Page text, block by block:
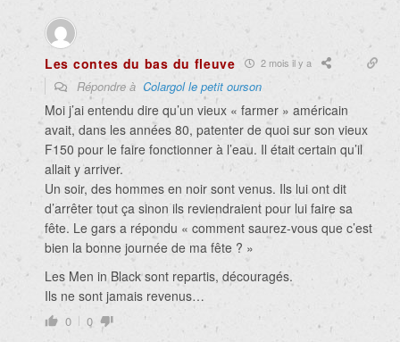
Les contes du bas du fleuve 2 mois il y a
Répondre à Colargol le petit ourson
Moi j’ai entendu dire qu’un vieux « farmer » américain
avait, dans les années 80, patenter de quoi sur son vieux
F150 pour le faire fonctionner à l’eau. Il était certain qu’il
allait y arriver.
Un soir, des hommes en noir sont venus. Ils lui ont dit
d’arrêter tout ça sinon ils reviendraient pour lui faire sa
fête. Le gars a répondu « comment saurez-vous que c’est
bien la bonne journée de ma fête ? »
Les Men in Black sont repartis, découragés.
Ils ne sont jamais revenus…
0 0